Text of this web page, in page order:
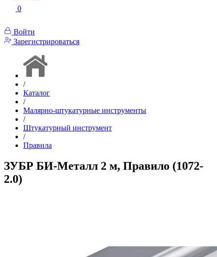
0
Войти
Зарегистрироваться
/
Каталог
/
Малярно-штукатурные инструменты
/
Штукатурный инструмент
/
Правила
ЗУБР БИ-Металл 2 м, Правило (1072-
2.0)